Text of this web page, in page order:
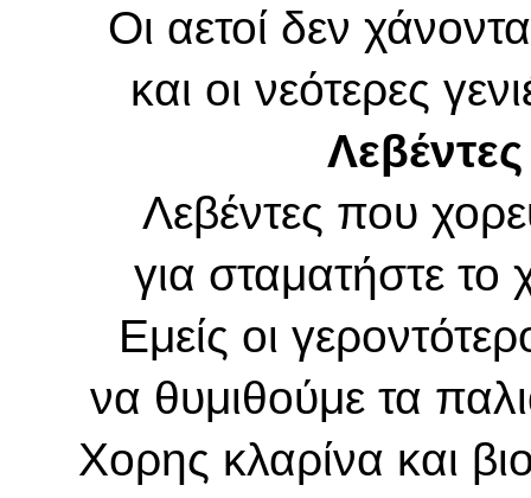
Οι αετοί δεν
και οι νεότερες
Λεβέντες που
για σταματήστε το
Εμείς οι
να θυμιθούμε τα
Χορης κλαρίνα και